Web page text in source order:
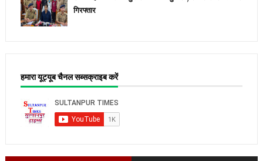
गिरफ्तार
हमारा यूट्यूब चैनल सब्सक्राइब करें